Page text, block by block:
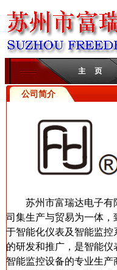
公司简介
苏州市富瑞达电子有
司集生产与贸易为一体，
于智能化仪表及智能监控
的研发和推广，是智能仪
智能监控设备的专业生产